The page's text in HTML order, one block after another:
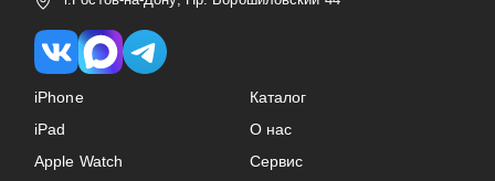
iPhone
iPad
Apple Watch
Каталог
О нас
Сервис